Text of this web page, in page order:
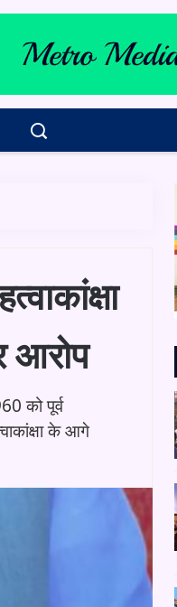
आरोप
को पूर्व
के आगे